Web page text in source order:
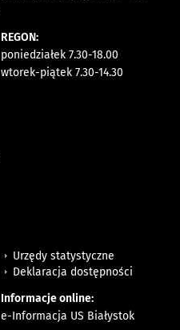
REGON:
poniedziałek 7.30-18.00
wtorek-piątek 7.30-14.30
Urzędy statystyczne
Deklaracja dostępności
Informacje online:
e-Informacja US Białystok